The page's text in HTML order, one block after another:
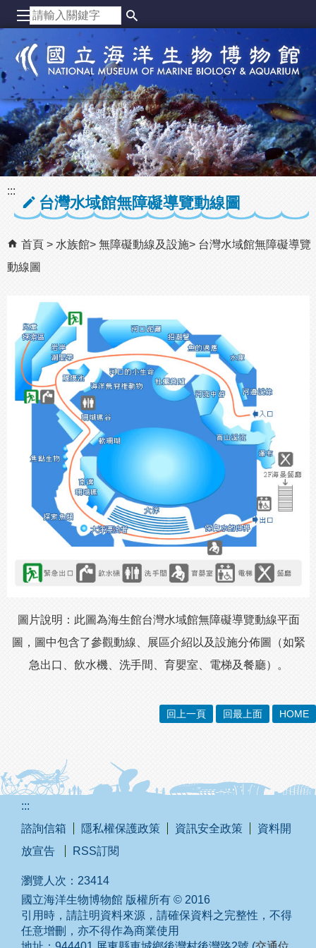
跳到主要內容區塊
:::
台灣水域館無障礙導覽動線圖
首頁 水族館 無障礙動線及設施
台灣水域館無障礙導覽
動線圖
圖片說明：此圖為海生館台灣水域館無障礙導覽動線平面
圖，圖中包含了參觀動線、展區介紹以及設施分佈圖（如緊
急出口、飲水機、洗手間、育嬰室、電梯及餐廳）。
回上一頁 回最上面 HOME
:::
諮詢信箱
隱私權保護政策 資訊安全政策
資料開
放宣告
RSS訂閱
瀏覽人次： 23414
國立海洋生物博物館 版權所有 © 2016
引用時，請註明資料來源，請確保資料之完整性，不得
任意增刪，亦不得作為商業使用